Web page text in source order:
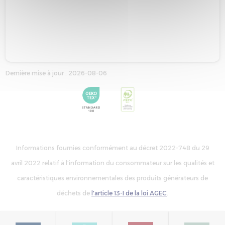
Dernière mise à jour : 2026-08-06
Informations fournies conformément au décret 2022-748 du 29
avril 2022 relatif à l'information du consommateur sur les qualités et
caractéristiques environnementales des produits générateurs de
déchets de l'article 13-I de la loi AGEC.